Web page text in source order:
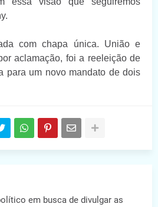
com chapa única. União e
aclamação, foi a reeleição de
para um novo mandato de dois
em busca de divulgar as